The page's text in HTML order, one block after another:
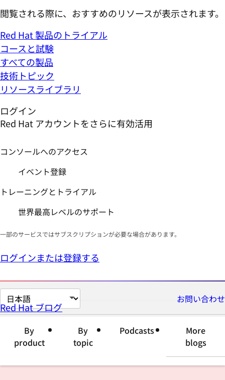
閲覧される際に、おすすめのリソースが表示されます。
Red Hat 製品のトライアル
コースと試験
すべての製品
技術トピック
リソースライブラリ
ログイン
Red Hat アカウントをさらに有効活用
コンソールへのアクセス
イベント登録
トレーニングとトライアル
世界最高レベルのサポート
一部のサービスではサブスクリプションが必要な場合があります。
ログインまたは登録する
ペ
ー
語
お問い合わせ
Red Hat ブログ
By
product
By
topic
Podcasts
More
blogs